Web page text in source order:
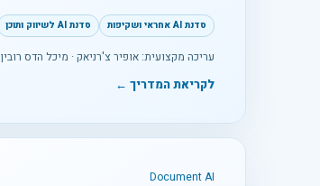
סדנת AI אחראי ושקיפות סדנת AI לשיווק ותוכן
עריכה מקצועית: אופיר צ'רניאק · מיכל הדס רובין
לקריאת המדריך ←
Document AI